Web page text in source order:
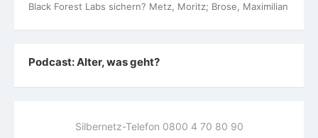
Black Forest Labs sichern? Metz, Moritz; Brose, Maximilian
Podcast: Alter, was geht?
Silbernetz-Telefon 0800 4 70 80 90